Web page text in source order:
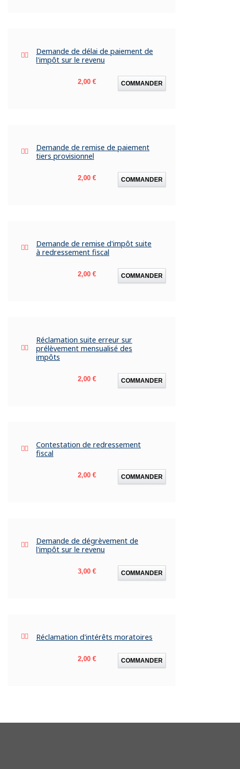
Demande de délai de paiement de
l'impôt sur le revenu
Prix
2,00 € COMMANDER
Demande de remise de paiement
tiers provisionnel
Prix
2,00 € COMMANDER
Demande de remise d'impôt suite
à redressement fiscal
Prix
2,00 € COMMANDER
Réclamation suite erreur sur
prélèvement mensualisé des
impôts
Prix
2,00 € COMMANDER
Contestation de redressement
fiscal
Prix
2,00 € COMMANDER
Demande de dégrèvement de
l'impôt sur le revenu
Prix
3,00 € COMMANDER
Réclamation d'intérêts moratoires
Prix
2,00 € COMMANDER